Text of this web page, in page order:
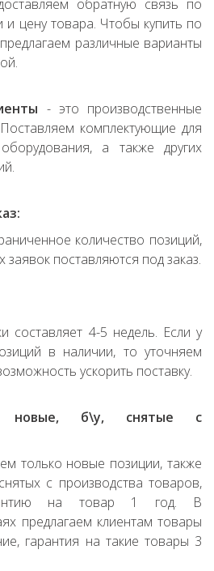
обратную связь по
и цену товара. Чтобы купить по
различные варианты
- это производственные
комплектующие для
а также других
количество позиций,
поставляются под заказ.
составляет 4-5 недель. Если у
в наличии, то уточняем
ускорить поставку.
новые, б\у, снятые с
только новые позиции, также
с производства товаров,
на товар 1 год. В
предлагаем клиентам товары
гарантия на такие товары 3